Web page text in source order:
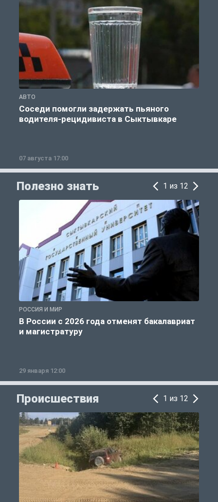
АВТО
Соседи помогли задержать пьяного
водителя-рецидивиста в Сыктывкаре
07 августа 17:00
Полезно знать 1 из 12
РОССИЯ И МИР
В России с 2026 года отменят бакалавриат
и магистратуру
29 января 12:00
Происшествия 1 из 12